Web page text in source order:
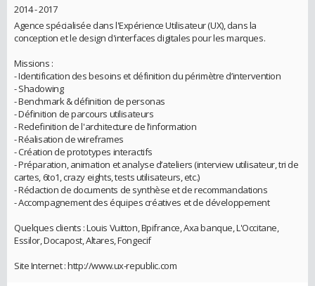
2014 - 2017
Agence spécialisée dans l'Expérience Utilisateur (UX), dans la
conception et le design d'interfaces digitales pour les marques.
Missions :
- Identification des besoins et définition du périmètre d’intervention
- Shadowing
- Benchmark & définition de personas
- Définition de parcours utilisateurs
- Redefinition de l'architecture de l’information
- Réalisation de wireframes
- Création de prototypes interactifs
- Préparation, animation et analyse d’ateliers (interview utilisateur, tri de
cartes, 6to1, crazy eights, tests utilisateurs, etc.)
- Rédaction de documents de synthèse et de recommandations
- Accompagnement des équipes créatives et de développement
Quelques clients : Louis Vuitton, Bpifrance, Axa banque, L'Occitane,
Essilor, Docapost, Altares, Fongecif
Site Internet : http://www.ux-republic.com